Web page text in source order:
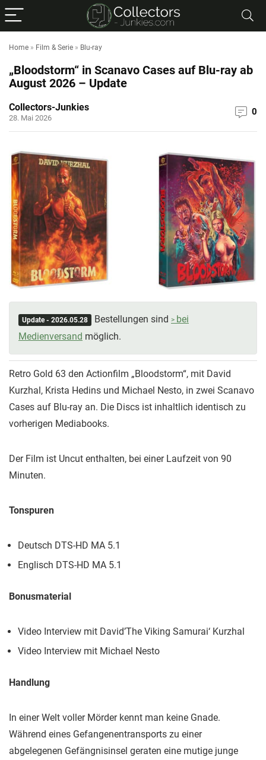
Home » Film & Serie » Blu-ray
„Bloodstorm“ in Scanavo Cases auf Blu-ray ab
August 2026 – Update
Collectors-Junkies
28. Mai 2026
0
Update - 2026.05.28 Bestellungen sind
bei
Medienversand möglich.
Retro Gold 63 den Actionfilm „Bloodstorm“, mit David
Kurzhal, Krista Hedins und Michael Nesto, in zwei Scanavo
Cases auf Blu-ray an. Die Discs ist inhaltlich identisch zu
vorherigen Mediabooks.
Der Film ist Uncut enthalten, bei einer Laufzeit von 90
Minuten.
Tonspuren
Deutsch DTS-HD MA 5.1
Englisch DTS-HD MA 5.1
Bonusmaterial
Video Interview mit David’The Viking Samurai‘ Kurzhal
Video Interview mit Michael Nesto
Handlung
In einer Welt voller Mörder kennt man keine Gnade.
Während eines Gefangenentransports zu einer
abgelegenen Gefängnisinsel geraten eine mutige junge